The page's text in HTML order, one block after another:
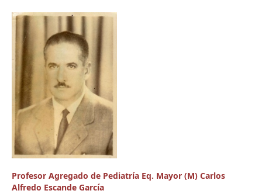
Profesor Agregado de Pediatría Eq. Mayor (M) Carlos
Alfredo Escande García